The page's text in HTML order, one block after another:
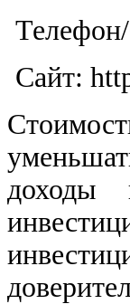
Сайт:
доходы